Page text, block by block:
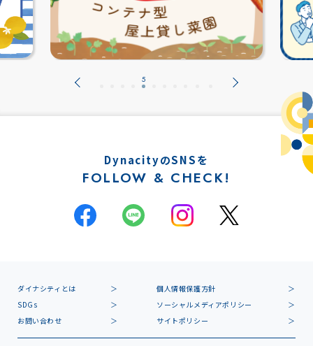
DynacityのSNSを
FOLLOW & CHECK!
ダイナシティとは
個人情報保護方針
SDGs
ソーシャルメディアポリシー
お問い合わせ
サイトポリシー